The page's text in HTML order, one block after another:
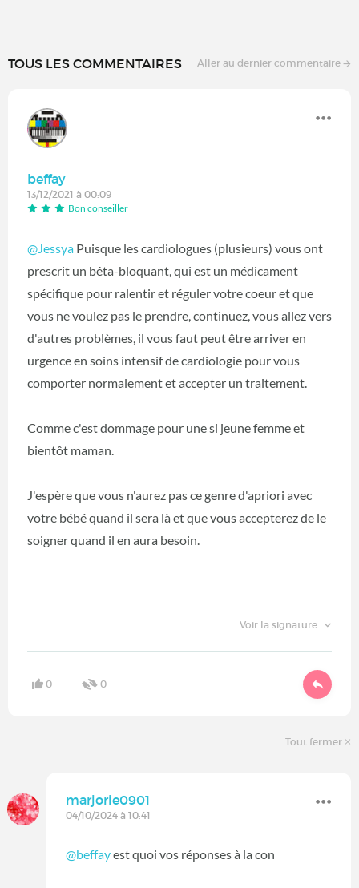
TOUS LES COMMENTAIRES Aller au dernier commentaire
beffay
13/12/2021 à 00:09
Bon conseiller
@Jessya Puisque les cardiologues (plusieurs) vous ont
prescrit un bêta-bloquant, qui est un médicament
spécifique pour ralentir et réguler votre coeur et que
vous ne voulez pas le prendre, continuez, vous allez vers
d'autres problèmes, il vous faut peut être arriver en
urgence en soins intensif de cardiologie pour vous
comporter normalement et accepter un traitement.
Comme c'est dommage pour une si jeune femme et
bientôt maman.
J'espère que vous n'aurez pas ce genre d'apriori avec
votre bébé quand il sera là et que vous accepterez de le
soigner quand il en aura besoin.
Voir la signature
0 0
Tout fermer
marjorie0901
04/10/2024 à 10:41
@beffayest quoi vos réponses à la con